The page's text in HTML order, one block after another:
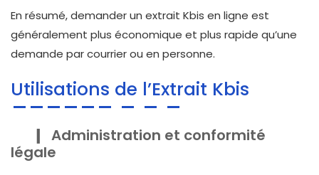
En résumé, demander un extrait Kbis en ligne est
généralement plus économique et plus rapide qu’une
demande par courrier ou en personne.
Utilisations de l’Extrait Kbis
Administration et conformité
légale